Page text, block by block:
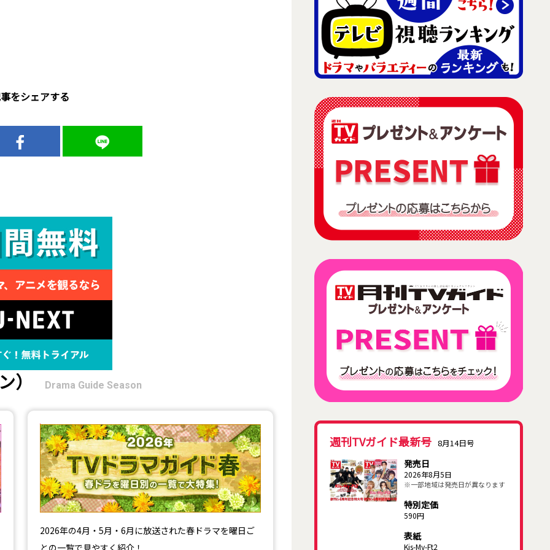
をシェアする
） Drama Guide Season
【2026年春】TVドラマガイド
2026年の4月・5月・6月に放送された春ドラマを曜日ご
週刊TVガイド最新号 8月14日号
発売日
2026年8月5日
※一部地域は発売日が異なります
特別定価
590円
表紙
Kis-My-Ft2